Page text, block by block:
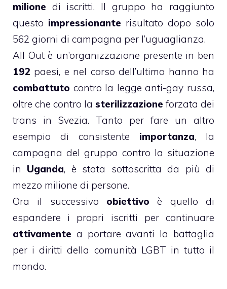
milione di iscritti. Il gruppo ha raggiunto
questo impressionante risultato dopo solo
562 giorni di campagna per l’uguaglianza.
All Out è un’organizzazione presente in ben
192 paesi, e nel corso dell’ultimo hanno ha
combattuto contro la legge anti-gay russa,
oltre che contro la sterilizzazione forzata dei
trans in Svezia. Tanto per fare un altro
esempio di consistente importanza, la
campagna del gruppo contro la situazione
in Uganda, è stata sottoscritta da più di
mezzo milione di persone.
Ora il successivo obiettivo è quello di
espandere i propri iscritti per continuare
attivamente a portare avanti la battaglia
per i diritti della comunità LGBT in tutto il
mondo.